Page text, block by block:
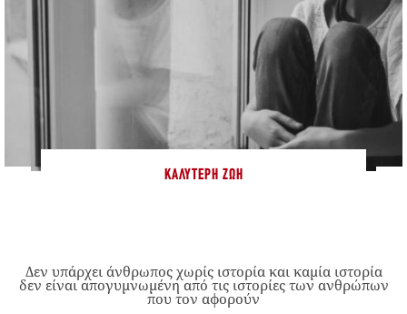
ΚΑΛΎΤΕΡΗ ΖΩΉ
Δεν υπάρχει άνθρωπος χωρίς ιστορία και καμία ιστορία
δεν είναι απογυμνωμένη από τις ιστορίες των ανθρώπων
που τον αφορούν